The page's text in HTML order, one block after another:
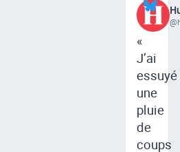
«
J’ai
essuyé
une
pluie
de
coups